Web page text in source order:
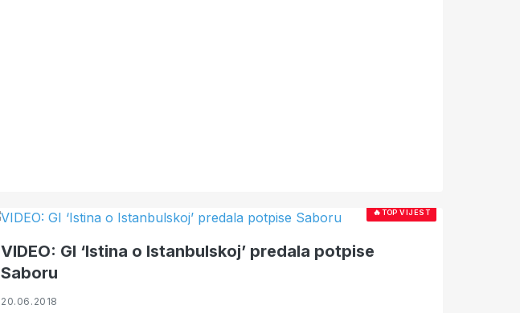
🔥TOP VIJEST
VIDEO: GI ‘Istina o Istanbulskoj’ predala potpise
Saboru
20.06.2018